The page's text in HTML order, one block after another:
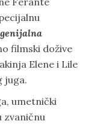
filmski dožive
Elene i Lile
juga.
umetnički
zvaničnu